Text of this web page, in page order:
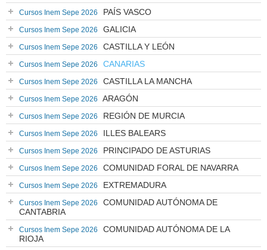
Cursos Inem Sepe 2026 PAÍS VASCO
Cursos Inem Sepe 2026 GALICIA
Cursos Inem Sepe 2026 CASTILLA Y LEÓN
Cursos Inem Sepe 2026 CANARIAS
Cursos Inem Sepe 2026 CASTILLA LA MANCHA
Cursos Inem Sepe 2026 ARAGÓN
Cursos Inem Sepe 2026 REGIÓN DE MURCIA
Cursos Inem Sepe 2026 ILLES BALEARS
Cursos Inem Sepe 2026 PRINCIPADO DE ASTURIAS
Cursos Inem Sepe 2026 COMUNIDAD FORAL DE NAVARRA
Cursos Inem Sepe 2026 EXTREMADURA
Cursos Inem Sepe 2026
COMUNIDAD AUTÓNOMA DE
CANTABRIA
Cursos Inem Sepe 2026
COMUNIDAD AUTÓNOMA DE LA
RIOJA